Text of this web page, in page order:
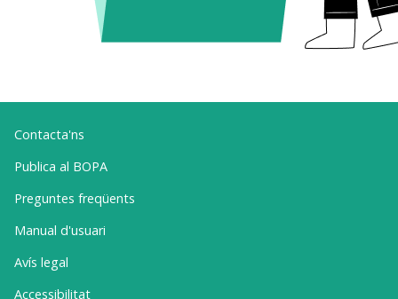
Contacta'ns
Publica al BOPA
Preguntes freqüents
Manual d'usuari
Avís legal
Accessibilitat